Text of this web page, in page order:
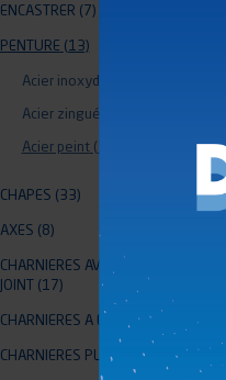
ENCASTRER (7)
PENTURE (13)
Acier inoxydable
Acier zingué
Acier peint (5)
CHAPES (33)
AXES (8)
CHARNIERES AVEC PASSAGE DE
JOINT (17)
CHARNIERES A ENCASTRER
CHARNIERES PLANES
(46)